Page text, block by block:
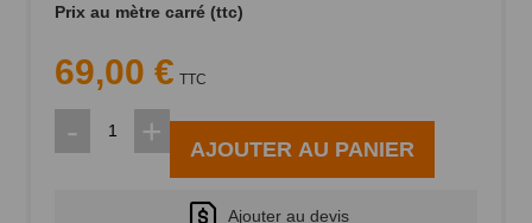
Prix au mètre carré (ttc)
69,00 € TTC
- + AJOUTER AU PANIER
Ajouter au devis